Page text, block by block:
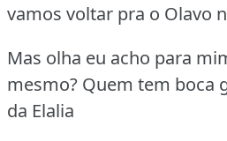
vamos voltar pra o Olavo
Mas olha eu acho para
mesmo? Quem tem boca
da Elalia